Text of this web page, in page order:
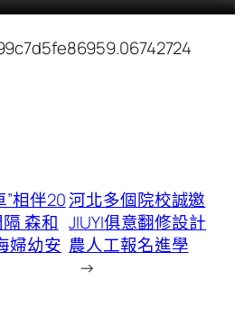
”相伴20
森和
婦幼安
河北多個院校誠邀
JIUYI俱意翻修設計
農人工報名進學
→